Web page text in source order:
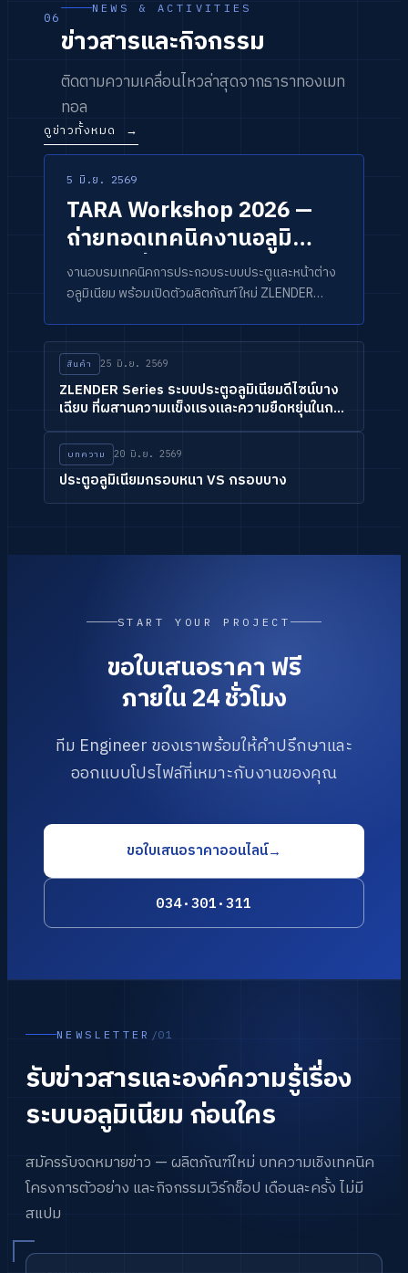
06
NEWS & ACTIVITIES
ข่าวสารและกิจกรรม
ติดตามความเคลื่อนไหวล่าสุดจากธาราทองเมท
ทอล
ดูข่าวทั้งหมด →
กิจกรรม / เวิร์กช็อป
5 มิ.ย. 2569
TARA Workshop 2026 —
ถ่ายทอดเทคนิคงานอลูมิ
เนียม พร้อมเปิดตัว
ZLENDER SERIES
งานอบรมเทคนิคการประกอบระบบประตูและหน้าต่าง
อลูมิเนียม พร้อมเปิดตัวผลิตภัณฑ์ใหม่ ZLENDER
สินค้า 25 มิ.ย. 2569
ZLENDER Series ระบบประตูอลูมิเนียมดีไซน์บาง
เฉียบ ที่ผสานความแข็งแรงและความยืดหยุ่นในการ
ออกแบบ
บทความ 20 มิ.ย. 2569
ประตูอลูมิเนียมกรอบหนา VS กรอบบาง
START YOUR PROJECT
ขอใบเสนอราคา ฟรี
ภายใน 24 ชั่วโมง
ทีม Engineer ของเราพร้อมให้คำปรึกษาและ
ออกแบบโปรไฟล์ที่เหมาะกับงานของคุณ
ขอใบเสนอราคาออนไลน์→
034·301·311
NEWSLETTER /01
รับข่าวสารและองค์ความรู้เรื่อง
ระบบอลูมิเนียมก่อนใคร
สมัครรับจดหมายข่าว —ผลิตภัณฑ์ใหม่ บทความเชิงเทคนิค
โครงการตัวอย่าง และกิจกรรมเวิร์กช็อป เดือนละครั้งไม่มี
สแปม